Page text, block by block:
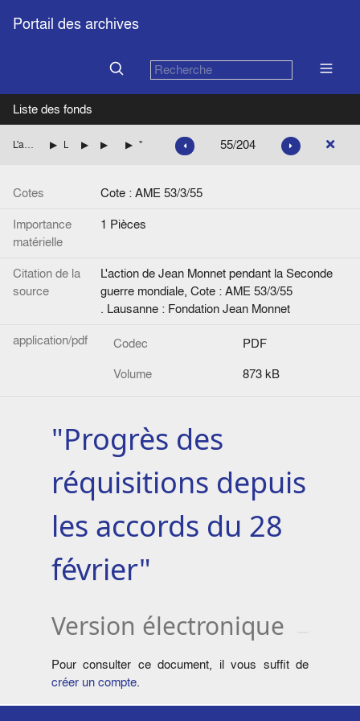
Portail des archives
Liste des fonds
L'action de Jean Monnet pendant la Seconde guerre mondiale L'exécution des programmes
L'exécution des programmes d'importation
"Progrès des réquisitions depuis les accords du 28 février" 55/204
Cotes
Cote : AME 53/3/55
Importance
matérielle
1 Pièces
Citation de la
source
L'action de Jean Monnet pendant la Seconde
guerre mondiale, Cote : AME 53/3/55
. Lausanne : Fondation Jean Monnet
application/pdf
Codec
PDF
Volume
873 kB
"Progrès des
réquisitions depuis
les accords du 28
février"
Version électronique
Pour consulter ce document, il vous suffit de
créer un compte.